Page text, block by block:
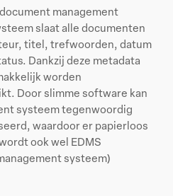
document management
slaat alle documenten
titel, trefwoorden, datum
Dankzij deze metadata
worden
Door slimme software kan
systeemtegenwoordig
waardoor er papierloos
ook wel EDMS
systeem)